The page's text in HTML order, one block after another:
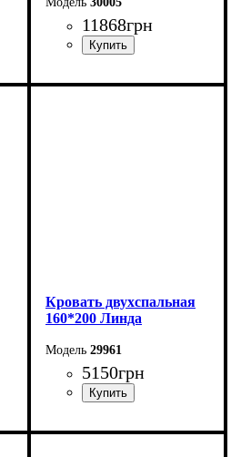
11868грн
Ширина: 170 см
Кровать двухспальная
160*200 Линда
29961
5150грн
Ширина: 164,6 см